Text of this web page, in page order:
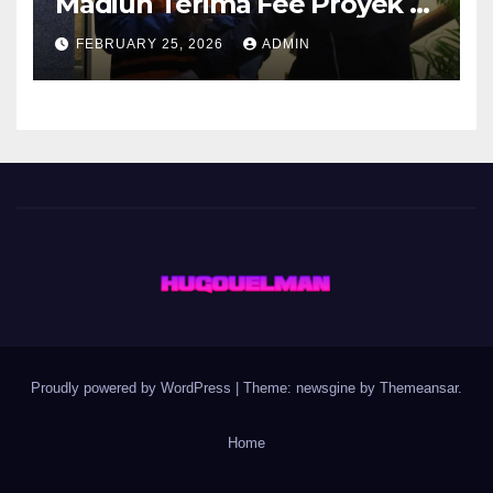
10 Persen
FEBRUARY 25, 2026 ADMIN
Proudly powered by WordPress Theme: newsgine by Themeansar.
Home